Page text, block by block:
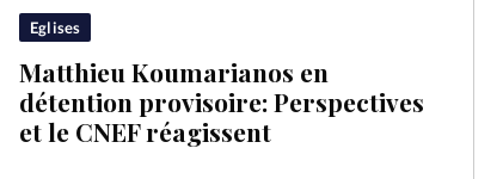
Eglises
Matthieu Koumarianos en
détention provisoire: Perspectives
et le CNEF réagissent